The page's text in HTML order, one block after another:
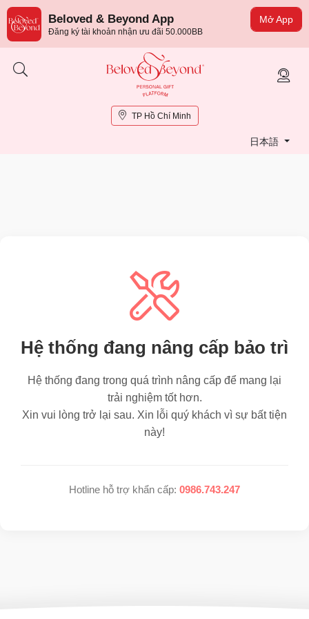
Mở App
Beloved & Beyond App
Đăng ký tài khoản nhận ưu đãi 50.000BB
TP Hồ Chí Minh
日本語
Hệ thống đang nâng cấp bảo trì
Hệ thống đang trong quá trình nâng cấp để mang lại
trải nghiệm tốt hơn.
Xin vui lòng trở lại sau. Xin lỗi quý khách vì sự bất tiện
này!
Hotline hỗ trợ khẩn cấp: 0986.743.247